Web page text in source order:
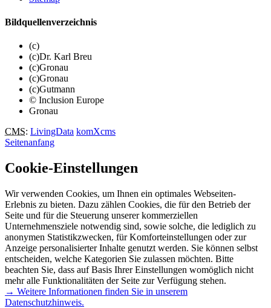
Bildquellenverzeichnis
(c)
(c)Dr. Karl Breu
(c)Gronau
(c)Gronau
(c)Gutmann
© Inclusion Europe
Gronau
CMS: LivingData komXcms
Seitenanfang
Cookie-Einstellungen
Wir verwenden Cookies, um Ihnen ein optimales Webseiten-
Erlebnis zu bieten. Dazu zählen Cookies, die für den Betrieb der
Seite und für die Steuerung unserer kommerziellen
Unternehmensziele notwendig sind, sowie solche, die lediglich zu
anonymen Statistikzwecken, für Komforteinstellungen oder zur
Anzeige personalisierter Inhalte genutzt werden. Sie können selbst
entscheiden, welche Kategorien Sie zulassen möchten. Bitte
beachten Sie, dass auf Basis Ihrer Einstellungen womöglich nicht
mehr alle Funktionalitäten der Seite zur Verfügung stehen.
→ Weitere Informationen finden Sie in unserem
Datenschutzhinweis.